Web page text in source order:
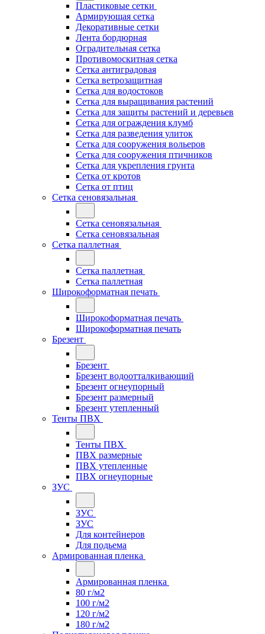
Пластиковые сетки
Армирующая сетка
Декоративные сетки
Лента бордюрная
Оградительная сетка
Противомоскитная сетка
Сетка антиградовая
Сетка ветрозащитная
Сетка для водостоков
Сетка для выращивания растений
Сетка для защиты растений и деревьев
Сетка для ограждения клумб
Сетка для разведения улиток
Сетка для сооружения вольеров
Сетка для сооружения птичников
Сетка для укрепления грунта
Сетка от кротов
Сетка от птиц
Сетка сеновязальная
Сетка сеновязальная
Сетка сеновязальная
Сетка паллетная
Сетка паллетная
Сетка паллетная
Широкоформатная печать
Широкоформатная печать
Широкоформатная печать
Брезент
Брезент
Брезент водоотталкивающий
Брезент огнеупорный
Брезент размерный
Брезент утепленный
Тенты ПВХ
Тенты ПВХ
ПВХ размерные
ПВХ утепленные
ПВХ огнеупорные
ЗУС
ЗУС
ЗУС
Для контейнеров
Для подьема
Армированная пленка
Армированная пленка
80 г/м2
100 г/м2
120 г/м2
180 г/м2